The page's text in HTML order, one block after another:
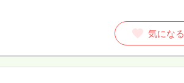
気になる